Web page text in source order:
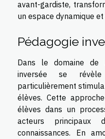
avant-gardiste,
un espace dynamique
Pédagogie
Dans le domaine de
inversée se
particulièrement
élèves. Cette
élèves dans un
acteurs principaux
connaissances. En